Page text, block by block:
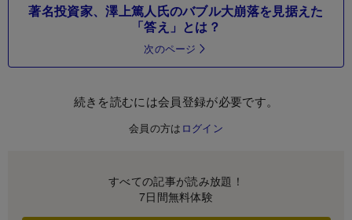
著名投資家、澤上篤人氏のバブル大崩落を見据えた
「答え」とは？
次のページ
続きを読むには会員登録が必要です。
会員の方は ログイン
すべての記事が読み放題！
7日間無料体験